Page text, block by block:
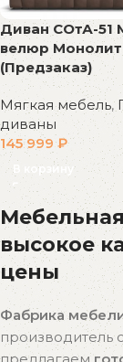
Диван СОтА-51
велюр
(Предзаказ)
Мягкая мебель,
диваны
145 999₽
В корзину
высокое
цены
Фабрика
производитель